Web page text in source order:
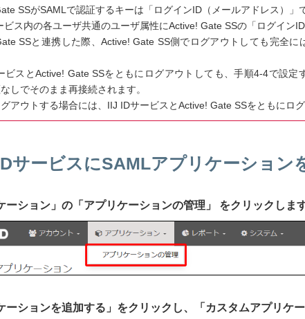
SSがSAMLで認証するキーは「ログインID（メールアドレス）」
ビス内の各ユーザ共通のユーザ属性にActive! Gate SSの「ログイン
SSと連携した際、Active! Gate SS側でログアウトしても完全
ビスとActive! Gate SSをともにログアウトしても、手順4-4で設
しでそのまま再接続されます。
アウトする場合には、IIJ IDサービスとActive! Gate SSをともにロ
サービスにSAMLアプリケーション
ーション」の「アプリケーションの管理」 をクリックします
ーションを追加する」をクリックし、「カスタムアプリケ